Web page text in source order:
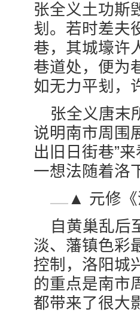
张全义土功斯
刬。若时差夫
巷，其城壕许
巷道处，便为
如无力平刬，
张全义唐末
说明南市周围
出旧日街巷”
一想法随着洛
▲ 元修《
自黄巢乱后
淡、藩镇色彩
控制，洛阳城
的重点是南市
都带来了很大